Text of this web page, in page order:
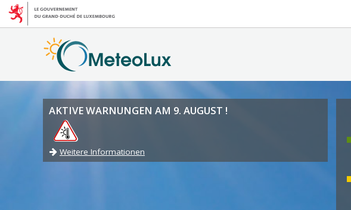
AKTIVE WARNUNGEN AM 9. AUGUST !
Weitere Informationen